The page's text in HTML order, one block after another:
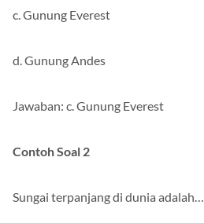
c. Gunung Everest
d. Gunung Andes
Jawaban: c. Gunung Everest
Contoh Soal 2
Sungai terpanjang di dunia adalah…